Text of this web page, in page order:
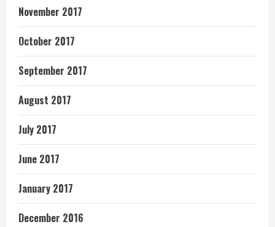
November 2017
October 2017
September 2017
August 2017
July 2017
June 2017
January 2017
December 2016